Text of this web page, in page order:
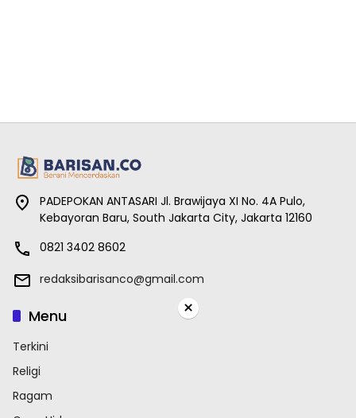
PADEPOKAN ANTASARI Jl. Brawijaya XI No. 4A Pulo,
Kebayoran Baru, South Jakarta City, Jakarta 12160
0821 3402 8602
redaksibarisanco@gmail.com
Menu
Terkini
Religi
Ragam
×